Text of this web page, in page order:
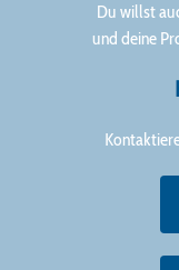
Du willst
und deine